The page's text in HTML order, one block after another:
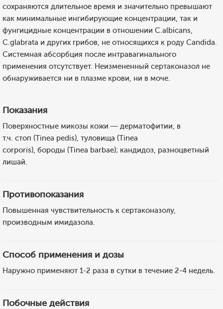
сохраняются длительное время и значительно превышают
как минимальные ингибирующие концентрации, так и
фунгицидные концентрации в отношении C.albicans,
C.glabrata и других грибов, не относящихся к роду Candida.
Системная абсорбция после интравагинального
применения отсутствует. Неизмененный сертаконазол не
обнаруживается ни в плазме крови, ни в моче.
Показания
Поверхностные микозы кожи — дерматофитии, в
т.ч. стоп (Tinea pedis), туловища (Tinea
corporis), бороды (Tinea barbae); кандидоз, разноцветный
лишай.
Противопоказания
Повышенная чувствительность к сертаконазолу,
производным имидазола.
Способ применения и дозы
Наружно применяют 1-2 раза в сутки в течение 2-4 недель.
Побочные действия